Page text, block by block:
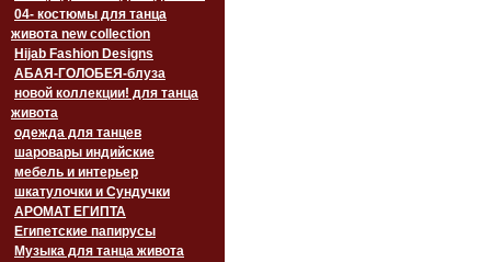
04- костюмы для танца
живота new collection
Hijab Fashion Designs
АБАЯ-ГОЛОБЕЯ-блуза
новой коллекции! для танца
живота
одежда для танцев
шаровары индийские
мебель и интерьер
шкатулочки и Сундучки
АРОМАТ ЕГИПТА
Египетские папирусы
Музыка для танца живота